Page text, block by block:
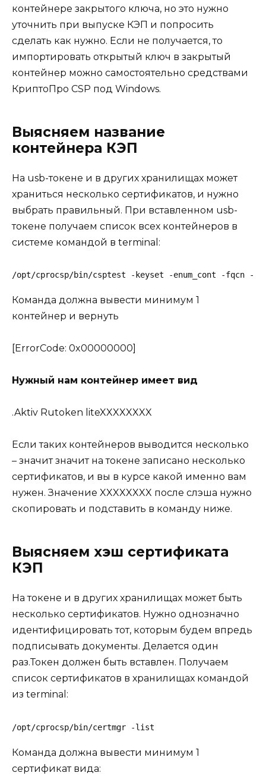
контейнере закрытого ключа, но это нужно
уточнить при выпуске КЭП и попросить
сделать как нужно. Если не получается, то
импортировать открытый ключ в закрытый
контейнер можно самостоятельно средствами
КриптоПро CSP под Windows.
Выясняем название
контейнера КЭП
На usb-токене и в других хранилищах может
храниться несколько сертификатов, и нужно
выбрать правильный. При вставленном usb-
токене получаем список всех контейнеров в
системе командой в terminal:
/opt/cprocsp/bin/csptest -keyset -enum_cont -fqcn -
Команда должна вывести минимум 1
контейнер и вернуть
[ErrorCode: 0x00000000]
Нужный нам контейнер имеет вид
.Aktiv Rutoken liteXXXXXXXX
Если таких контейнеров выводится несколько
– значит значит на токене записано несколько
сертификатов, и вы в курсе какой именно вам
нужен. Значение XXXXXXXX после слэша нужно
скопировать и подставить в команду ниже.
Выясняем хэш сертификата
КЭП
На токене и в других хранилищах может быть
несколько сертификатов. Нужно однозначно
идентифицировать тот, которым будем впредь
подписывать документы. Делается один
раз.Токен должен быть вставлен. Получаем
список сертификатов в хранилищах командой
из terminal:
/opt/cprocsp/bin/certmgr -list
Команда должна вывести минимум 1
сертификат вида: